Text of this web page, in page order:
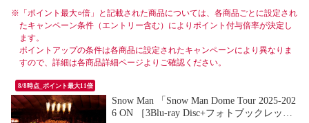
※ 「ポイント最大○倍」と記載された商品については、各商品ごとに設定され
たキャンペーン条件（エントリー含む）によりポイント付与倍率が決定し
ます。
ポイントアップの条件は各商品に設定されたキャンペーンにより異なりま
すので、詳細は各商品詳細ページよりご確認ください。
8/8時点_ポイント最大11倍
Snow Man 「Snow Man Dome Tour 2025-202
6 ON ［3Blu-ray Disc+フォトブックレッ